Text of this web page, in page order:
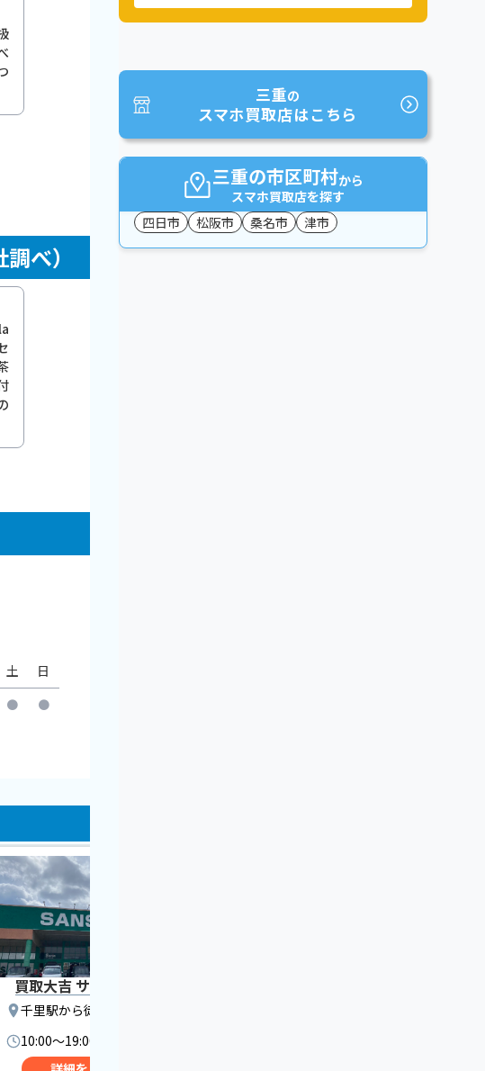
べ）
土
●
日
●
買取大吉 サンシ河芸店
千里駅から徒歩10分
10:00〜19:00
三重の
スマホ買取店はこちら
三重の市区町村から
スマホ買取店を探す
四日市
松阪市 桑名市 津市